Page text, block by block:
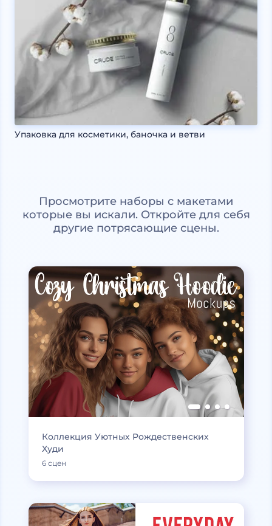
Упаковка для косметики, баночка и ветви
Просмотрите наборы с макетами
которые вы искали. Откройте для себя
другие потрясающие сцены.
Коллекция Уютных Рождественских
Худи
6 сцен